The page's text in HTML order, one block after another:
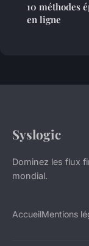
10 méthodes
en ligne
Syslogic
Dominez les flux
mondial.
AccueilMentions